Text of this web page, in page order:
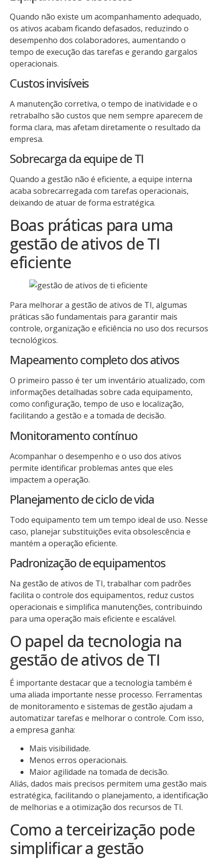
Quando não existe um acompanhamento adequado,
os ativos acabam ficando defasados, reduzindo o
desempenho dos colaboradores, aumentando o
tempo de execução das tarefas e gerando gargalos
operacionais.
Custos invisíveis
A manutenção corretiva, o tempo de inatividade e o
retrabalho são custos que nem sempre aparecem de
forma clara, mas afetam diretamente o resultado da
empresa.
Sobrecarga da equipe de TI
Quando a gestão não é eficiente, a equipe interna
acaba sobrecarregada com tarefas operacionais,
deixando de atuar de forma estratégica.
Boas práticas para uma
gestão de ativos de TI
eficiente
Para melhorar a gestão de ativos de TI, algumas
práticas são fundamentais para garantir mais
controle, organização e eficiência no uso dos recursos
tecnológicos.
Mapeamento completo dos ativos
O primeiro passo é ter um inventário atualizado, com
informações detalhadas sobre cada equipamento,
como configuração, tempo de uso e localização,
facilitando a gestão e a tomada de decisão.
Monitoramento contínuo
Acompanhar o desempenho e o uso dos ativos
permite identificar problemas antes que eles
impactem a operação.
Planejamento de ciclo de vida
Todo equipamento tem um tempo ideal de uso. Nesse
caso, planejar substituições evita obsolescência e
mantém a operação eficiente.
Padronização de equipamentos
Na gestão de ativos de TI, trabalhar com padrões
facilita o controle dos equipamentos, reduz custos
operacionais e simplifica manutenções, contribuindo
para uma operação mais eficiente e escalável.
O papel da tecnologia na
gestão de ativos de TI
É importante destacar que a tecnologia também é
uma aliada importante nesse processo. Ferramentas
de monitoramento e sistemas de gestão ajudam a
automatizar tarefas e melhorar o controle. Com isso,
a empresa ganha:
Mais visibilidade.
Menos erros operacionais.
Maior agilidade na tomada de decisão.
Aliás, dados mais precisos permitem uma gestão mais
estratégica, facilitando o planejamento, a identificação
de melhorias e a otimização dos recursos de TI.
Como a terceirização pode
simplificar a gestão